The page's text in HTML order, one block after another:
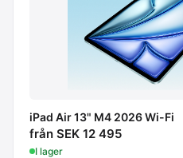
iPad Air 13" M4 2026 Wi-Fi
från SEK 12 495
I lager